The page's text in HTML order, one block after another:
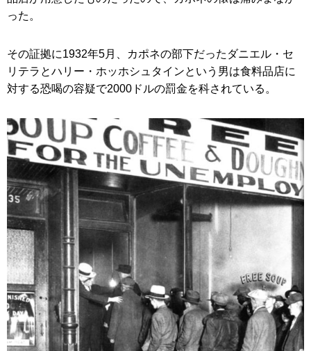
った。
その証拠に1932年5月、カポネの部下だったダニエル・セ
リテラとハリー・ホッホシュタインという男は食料品店に
対する恐喝の容疑で2000ドルの罰金を科されている。